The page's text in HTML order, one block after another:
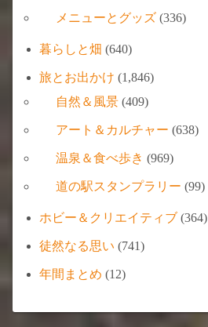
メニューとグッズ (336)
暮らしと畑 (640)
旅とお出かけ (1,846)
自然＆風景 (409)
アート＆カルチャー (638)
温泉＆食べ歩き (969)
道の駅スタンプラリー (99)
ホビー＆クリエイティブ (364)
徒然なる思い (741)
年間まとめ (12)